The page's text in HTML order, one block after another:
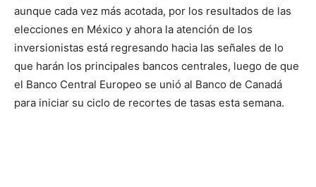
aunque cada vez más acotada, por los resultados de las
elecciones en México y ahora la atención de los
inversionistas está regresando hacia las señales de lo
que harán los principales bancos centrales, luego de que
el Banco Central Europeo se unió al Banco de Canadá
para iniciar su ciclo de recortes de tasas esta semana.